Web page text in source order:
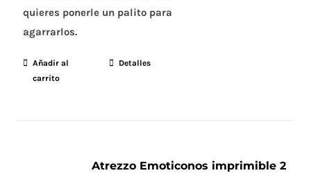
quieres ponerle un palito para
agarrarlos.
Añadir al
carrito
Detalles
Atrezzo Emoticonos imprimible 2